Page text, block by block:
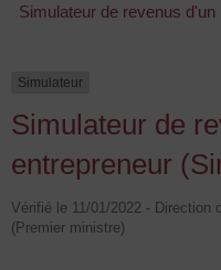
Simulateur de revenus
Simulateur
Simulateur de
entrepreneur
Vérifié le 11/01/2022 - Direction
(Premier ministre)